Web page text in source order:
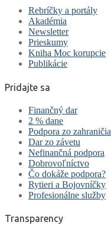
Rebríčky a portály
Akadémia
Newsletter
Prieskumy
Kniha Moc korupcie
Publikácie
Pridajte sa
Finančný dar
2 % dane
Podpora zo zahraničia
Dar zo závetu
Nefinančná podpora
Dobrovoľníctvo
Čo dokáže podpora?
Rytieri a Bojovníčky
Profesionálne služby
Transparency